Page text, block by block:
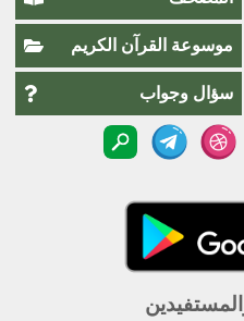
موسوعة القرآن الكريم
سؤال وجواب